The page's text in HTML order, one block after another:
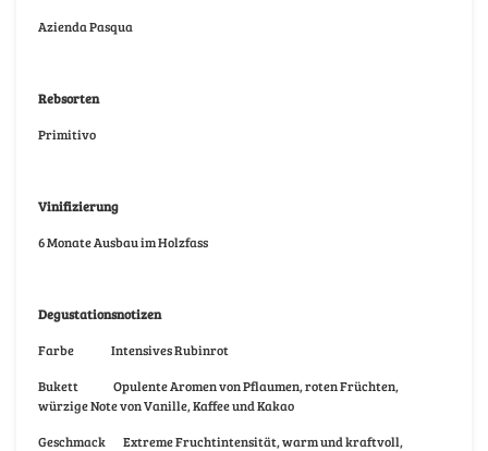
Azienda Pasqua
Rebsorten
Primitivo
Vinifizierung
6 Monate Ausbau im Holzfass
Degustationsnotizen
Farbe Intensives Rubinrot
Bukett Opulente Aromen von Pflaumen, roten Früchten,
würzige Note von Vanille, Kaffee und Kakao
Geschmack Extreme Fruchtintensität, warm und kraftvoll,